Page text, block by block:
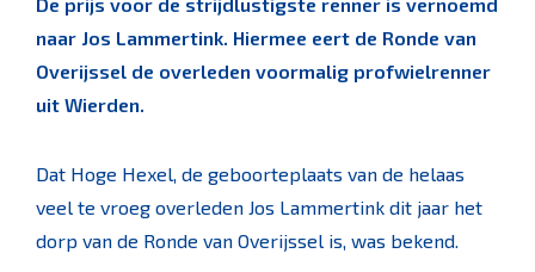
naar Jos Lammertink. Hiermee eert de Ronde van
Overijssel de overleden voormalig profwielrenner
uit Wierden.
Dat Hoge Hexel, de geboorteplaats van de helaas
veel te vroeg overleden Jos Lammertink dit jaar het
dorp van de Ronde van Overijssel is, was bekend.